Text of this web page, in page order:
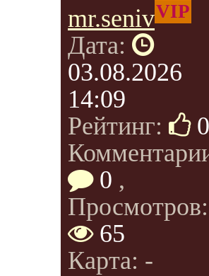
mr.senivVIP
Дата:
03.08.2026
14:09
Рейтинг:
0
0 ,
Просмотров:
65
Карта: -